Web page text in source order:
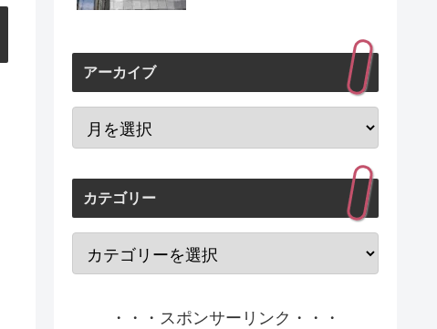
アーカイブ
カテゴリー
・・・スポンサーリンク・・・